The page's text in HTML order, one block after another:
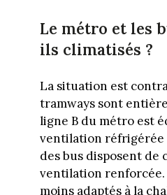
Le métro et les
ils climatisés ?
La situation est
tramways sont
ligne B du métro est
ventilation réfrigérée
des bus disposent de
ventilation renforcée.
moins adaptés à la